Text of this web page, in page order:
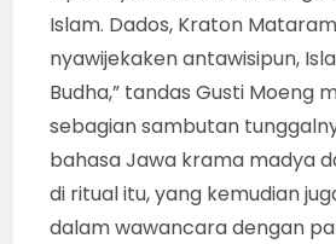
Islam. Dados, Kraton
nyawijekaken antawisipun,
Budha,” tandas Gusti Moeng
sebagian sambutan
bahasa Jawa krama madya
di ritual itu, yang kemudian
dalam wawancara dengan